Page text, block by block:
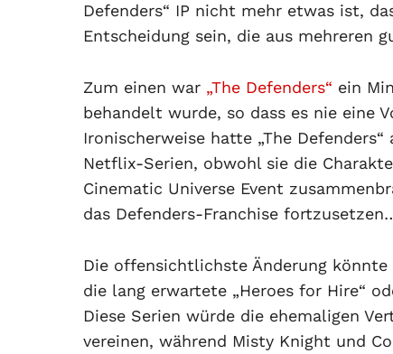
Defenders“ IP nicht mehr etwas ist,
Entscheidung sein, die aus mehreren
Zum einen war „The Defenders“ ein
behandelt wurde, so dass es nie eine
Ironischerweise hatte „The
Netflix-Serien, obwohl sie die
Cinematic Universe Event
das Defenders-Franchise
Die offensichtlichste Änderung
die lang erwartete „Heroes for Hire“
Diese Serien würde die ehemaligen
vereinen, während Misty Knight und